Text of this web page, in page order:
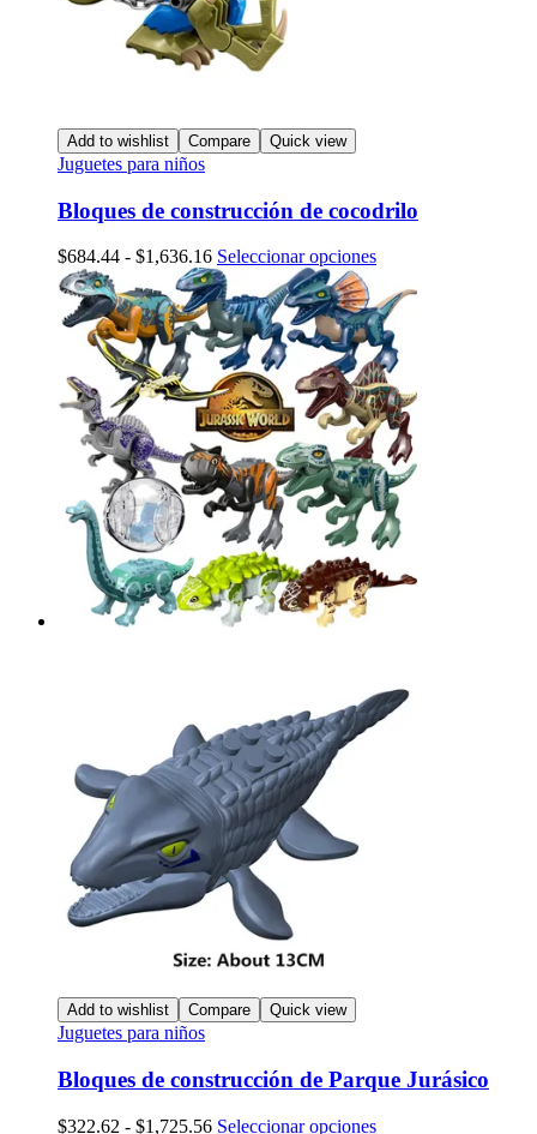
Add to wishlist Compare Quick view
Juguetes para niños
Bloques de construcción de cocodrilo
$684.44 - $1,636.16Rango
de
precios:
desde
$684.44
hasta
$1,636.16
Seleccionar opcionesEste
tiene
múltiples
variantes.
Las
opciones
se
pueden
elegir
en
la
página
de
producto
Add to wishlist Compare Quick view
Juguetes para niños
Bloques de construcción de Parque Jurásico
$322.62 - $1,725.56Rango
Seleccionar opcionesEste